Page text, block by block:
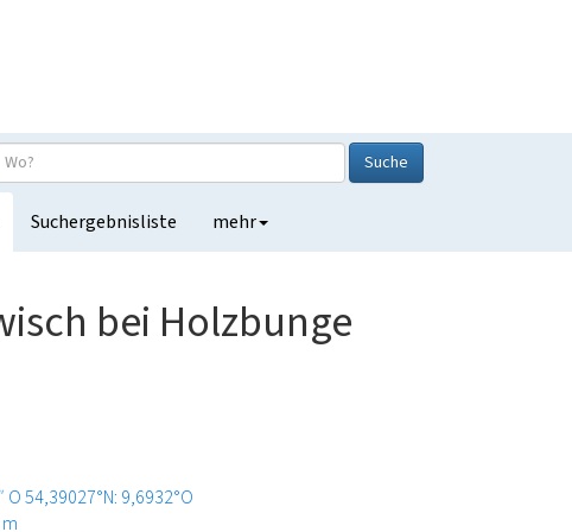
Suche
Suchergebnisliste mehr
bei Holzbunge
O54,39027°N: 9,6932°O